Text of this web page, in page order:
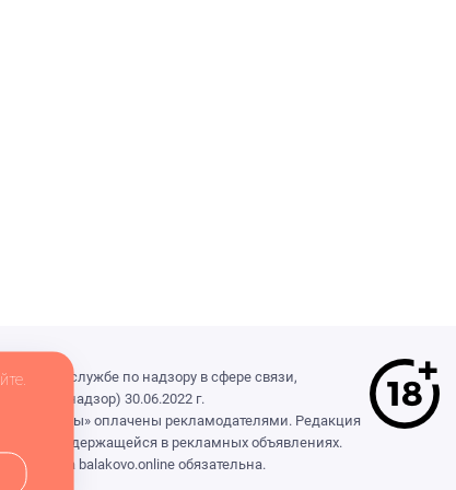
службе по надзору в сфере связи,
30.06.2022 г.
«Выборы» оплачены рекламодателями. Редакция
содержащейся в рекламных объявлениях.
на balakovo.online обязательна.